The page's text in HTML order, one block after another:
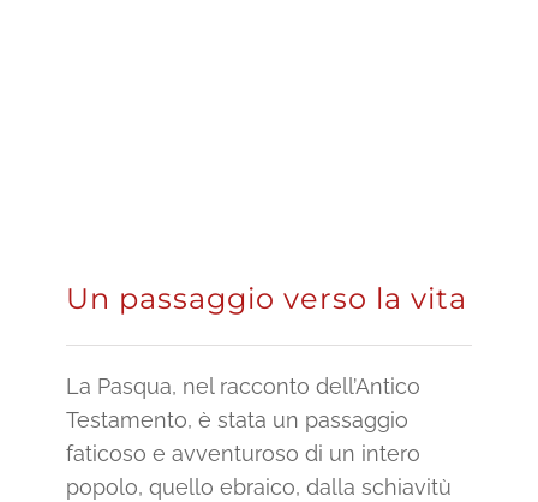
Un passaggio verso la vita
La Pasqua, nel racconto dell’Antico
Testamento, è stata un passaggio
faticoso e avventuroso di un intero
popolo, quello ebraico, dalla schiavitù